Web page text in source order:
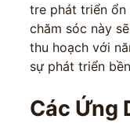
tre phát triển ổn
chăm sóc này
thu hoạch với
sự phát triển
Các Ứng